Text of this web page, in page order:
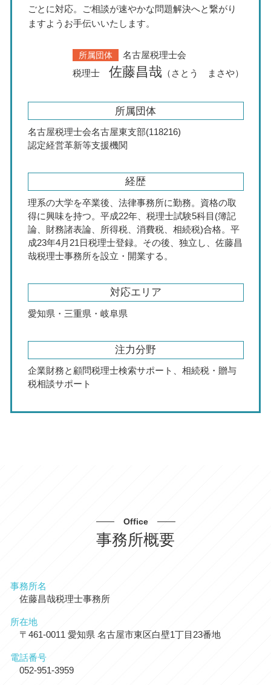
ごとに対応。ご相談が速やかな問題解決へと繋がり
ますようお手伝いいたします。
所属団体
名古屋税理士会
税理士
佐藤昌哉 （さとう まさや）
所属団体
名古屋税理士会名古屋東支部(118216)
認定経営革新等支援機関
経歴
理系の大学を卒業後、法律事務所に勤務。資格の取
得に興味を持つ。平成22年、税理士試験5科目(簿記
論、財務諸表論、所得税、消費税、相続税)合格。平
成23年4月21日税理士登録。その後、独立し、佐藤昌
哉税理士事務所を設立・開業する。
対応エリア
愛知県・三重県・岐阜県
注力分野
企業財務と顧問税理士検索サポート、相続税・贈与
税相談サポート
Office
事務所概要
事務所名
佐藤昌哉税理士事務所
所在地
〒461-0011 愛知県 名古屋市東区白壁1丁目23番地
電話番号
052-951-3959